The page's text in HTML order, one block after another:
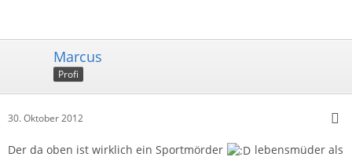
Marcus
Profi
30. Oktober 2012
Der da oben ist wirklich ein Sportmörder
lebensmüder als